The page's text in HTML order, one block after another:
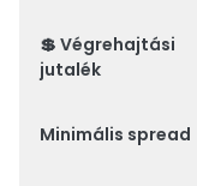
💲 Végrehajtási
jutalék
Minimális spread